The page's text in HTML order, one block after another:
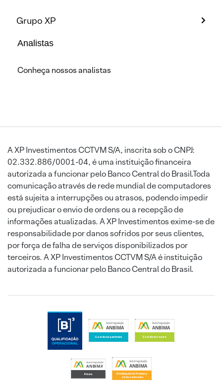
Grupo XP
Analistas
Conheça nossos analistas
A XP Investimentos CCTVM S/A, inscrita sob o CNPJ:
02.332.886/0001-04, é uma instituição financeira
autorizada a funcionar pelo Banco Central do Brasil.Toda
comunicação através de rede mundial de computadores
está sujeita a interrupções ou atrasos, podendo impedir
ou prejudicar o envio de ordens ou a recepção de
informações atualizadas. A XP Investimentos exime-se de
responsabilidade por danos sofridos por seus clientes,
por força de falha de serviços disponibilizados por
terceiros. A XP Investimentos CCTVM S/A é instituição
autorizada a funcionar pelo Banco Central do Brasil.